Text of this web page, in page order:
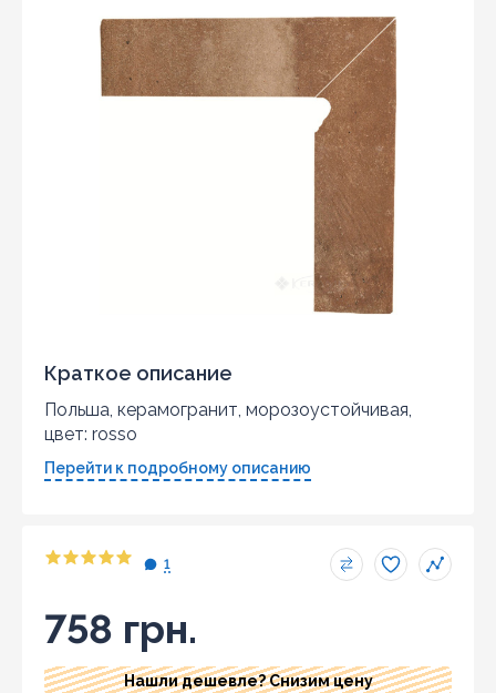
Краткое описание
Польша, керамогранит, морозоустойчивая,
цвет: rosso
Перейти к подробному описанию
1
758 грн.
Нашли дешевле? Снизим цену